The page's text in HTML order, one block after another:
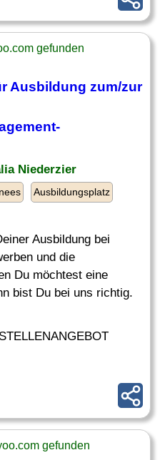
gefunden
Ausbildung zum/zur
Niederzier
Ausbildungsplatz
Ausbildung bei
und die
Du möchtest eine
bist Du bei uns richtig.
gefunden